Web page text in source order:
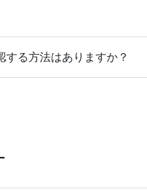
る方法はありますか？